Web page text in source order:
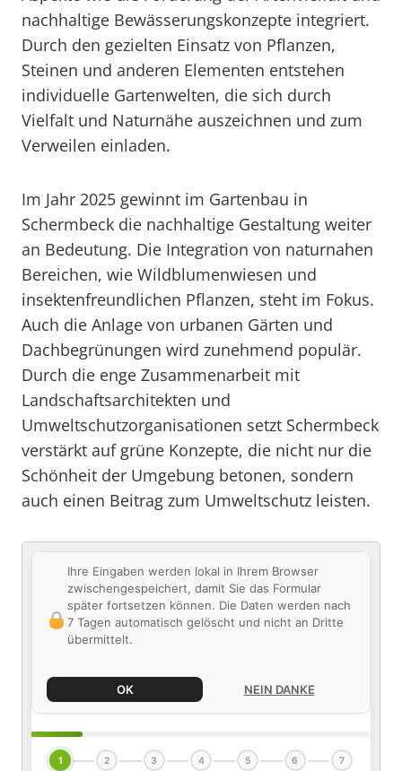
nachhaltige Bewässerungskonzepte integriert.
Durch den gezielten Einsatz von Pflanzen,
Steinen und anderen Elementen entstehen
individuelle Gartenwelten, die sich durch
Vielfalt und Naturnähe auszeichnen und zum
Verweilen einladen.
Im Jahr 2025 gewinnt im Gartenbau in
Schermbeck die nachhaltige Gestaltung weiter
an Bedeutung. Die Integration von naturnahen
Bereichen, wie Wildblumenwiesen und
insektenfreundlichen Pflanzen, steht im Fokus.
Auch die Anlage von urbanen Gärten und
Dachbegrünungen wird zunehmend populär.
Durch die enge Zusammenarbeit mit
Landschaftsarchitekten und
Umweltschutzorganisationen setzt Schermbeck
verstärkt auf grüne Konzepte, die nicht nur die
Schönheit der Umgebung betonen, sondern
auch einen Beitrag zum Umweltschutz leisten.
Ihre Eingaben werden lokal in Ihrem Browser
zwischengespeichert, damit Sie das Formular
später fortsetzen können. Die Daten werden nach
7 Tagen automatisch gelöscht und nicht an Dritte
übermittelt.
OK NEIN DANKE
1 2 3 4 5 6 7